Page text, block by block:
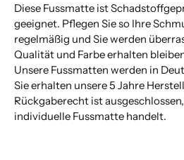
Diese Fussmatte ist
geeignet. Pflegen Sie so Ihre
regelmäßig und Sie werden
Qualität und Farbe erhalten
Unsere Fussmatten werden in
Sie erhalten unsere 5 Jahre
Rückgaberecht ist
individuelle Fussmatte handelt.